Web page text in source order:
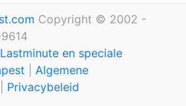
Copyright © 2002 -
en speciale
Algemene
Privacybeleid